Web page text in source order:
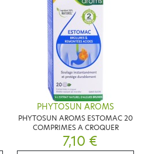
PHYTOSUN AROMS
PHYTOSUN AROMS ESTOMAC 20
COMPRIMES A CROQUER
7,10 €